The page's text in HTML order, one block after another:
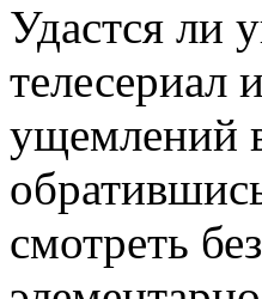
Удaстся ли
телесериал
ущемлений
смотреть